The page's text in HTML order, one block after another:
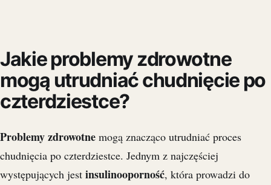
Jakie problemy zdrowotne
mogą utrudniać chudnięcie po
czterdziestce?
Problemy zdrowotne mogą znacząco utrudniać proces
chudnięcia po czterdziestce. Jednym z najczęściej
występujących jest insulinooporność, która prowadzi do